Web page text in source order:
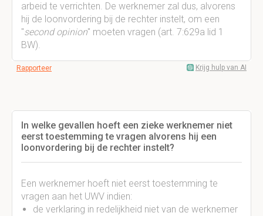
arbeid te verrichten. De werknemer zal dus, alvorens
hij de loonvordering bij de rechter instelt, om een
"second opinion" moeten vragen (art. 7:629a lid 1
BW).
Rapporteer Krijg hulp van AI
In welke gevallen hoeft een zieke werknemer niet
eerst toestemming te vragen alvorens hij een
loonvordering bij de rechter instelt?
Een werknemer hoeft niet eerst toestemming te
vragen aan het UWV indien:
de verklaring in redelijkheid niet van de werknemer